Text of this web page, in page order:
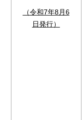
（令和7年8月6
日発行）